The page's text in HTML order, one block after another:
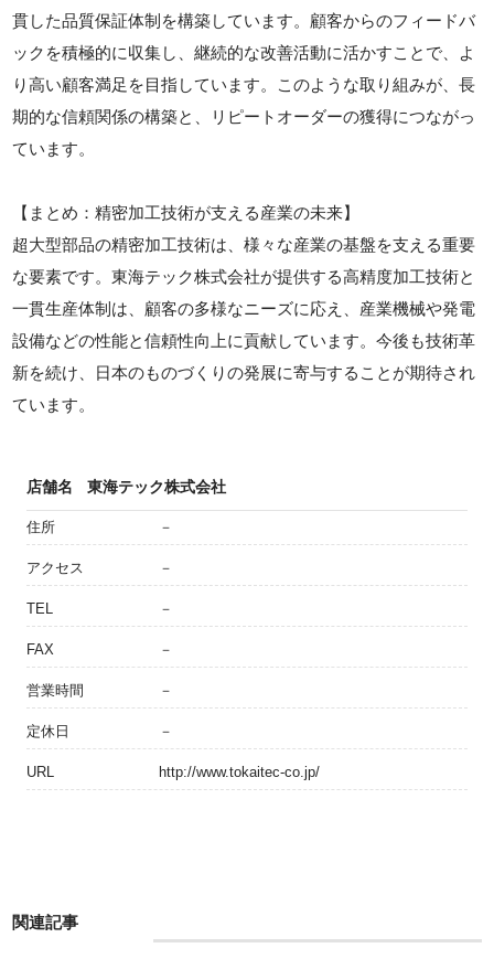
貫した品質保証体制を構築しています。顧客からのフィードバ
ックを積極的に収集し、継続的な改善活動に活かすことで、よ
り高い顧客満足を目指しています。このような取り組みが、長
期的な信頼関係の構築と、リピートオーダーの獲得につながっ
ています。
【まとめ：精密加工技術が支える産業の未来】
超大型部品の精密加工技術は、様々な産業の基盤を支える重要
な要素です。東海テック株式会社が提供する高精度加工技術と
一貫生産体制は、顧客の多様なニーズに応え、産業機械や発電
設備などの性能と信頼性向上に貢献しています。今後も技術革
新を続け、日本のものづくりの発展に寄与することが期待され
ています。
店舗名 東海テック株式会社
住所 －
アクセス －
TEL －
FAX －
営業時間 －
定休日 －
URL http://www.tokaitec-co.jp/
関連記事